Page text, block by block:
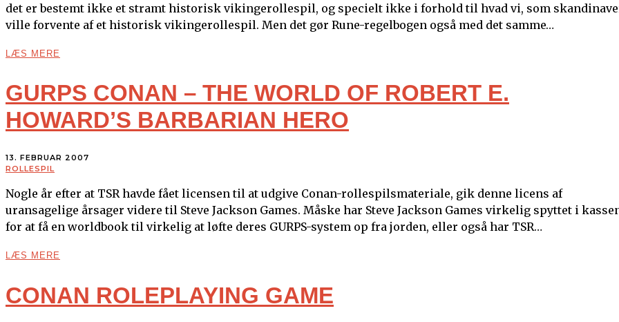
det er bestemt ikke et stramt historisk vikingerollespil, og specielt ikke i forhold til hvad vi, som
ville forvente af et historisk vikingerollespil. Men det gør Rune-regelbogen også med det samme…
LÆS MERE
GURPS CONAN – THE WORLD OF ROBERT E.
HOWARD’S BARBARIAN HERO
13. FEBRUAR 2007
ROLLESPIL
Nogle år efter at TSR havde fået licensen til at udgive Conan-rollespilsmateriale, gik denne licens af
uransagelige årsager videre til Steve Jackson Games. Måske har Steve Jackson Games virkelig spyttet i
for at få en worldbook til virkelig at løfte deres GURPS-system op fra jorden, eller også har TSR…
LÆS MERE
CONAN ROLEPLAYING GAME